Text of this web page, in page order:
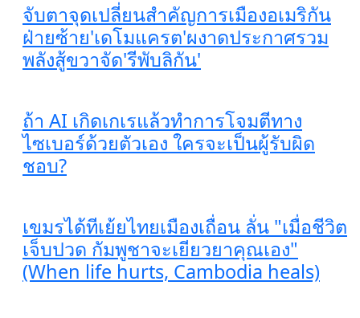
จับตาจุดเปลี่ยนสำคัญการเมืองอเมริกัน
ฝ่ายซ้าย'เดโมแครต'ผงาดประกาศรวม
พลังสู้ขวาจัด'รีพับลิกัน'
ถ้า AI เกิดเกเรแล้วทำการโจมตีทาง
ไซเบอร์ด้วยตัวเอง ใครจะเป็นผู้รับผิด
ชอบ?
เขมรได้ทีเย้ยไทยเมืองเถื่อน ลั่น "เมื่อชีวิต
เจ็บปวด กัมพูชาจะเยียวยาคุณเอง"
(When life hurts, Cambodia heals)